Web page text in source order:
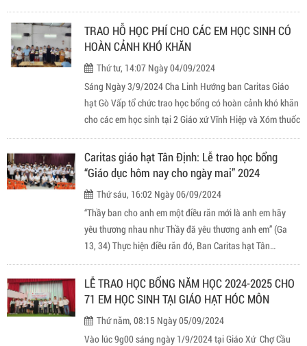
An với sự hiện diện của gần 400 em nhận quà trung thu,
34 em nhận học bổng và 50 em trong hai giáo xứ Bình
Xuyên và Chánh Hưng đến góp vui văn nghệ.
TRAO HỖ HỌC PHÍ CHO CÁC EM HỌC SINH CÓ
HOÀN CẢNH KHÓ KHĂN
Thứ tư, 14:07 Ngày 04/09/2024
Sáng Ngày 3/9/2024 Cha Linh Hướng ban Caritas Giáo
hạt Gò Vấp tổ chức trao học bổng có hoàn cảnh khó khăn
cho các em học sinh tại 2 Giáo xứ Vĩnh Hiệp và Xóm thuốc
Caritas giáo hạt Tân Định: Lễ trao học bổng
“Giáo dục hôm nay cho ngày mai” 2024
Thứ sáu, 16:02 Ngày 06/09/2024
“Thầy ban cho anh em một điều răn mới là anh em hãy
yêu thương nhau như Thầy đã yêu thương anh em” (Ga
13, 34) Thực hiện điều răn đó, Ban Caritas hạt Tân
Định đã trao học bổng cho các em có hoàn cảnh đặc biệt
khó khăn từ các giáo xứ trong giáo hạt, vào lúc 18g30
ngày 02-9-2014, tại giáo xứ Vườn Xoài, giáo hạt Tân Định,
LỄ TRAO HỌC BỔNG NĂM HỌC 2024-2025 CHO
71 EM HỌC SINH TẠI GIÁO HẠT HÓC MÔN
Thứ năm, 08:15 Ngày 05/09/2024
Vào lúc 9g00 sáng ngày 1/9/2024 tại Giáo Xứ Chợ Cầu